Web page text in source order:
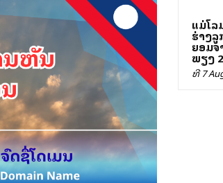
ແມ່ໂລ
ຮ່າງລູ
ຍອມ
ພຽງ
ທີ 7